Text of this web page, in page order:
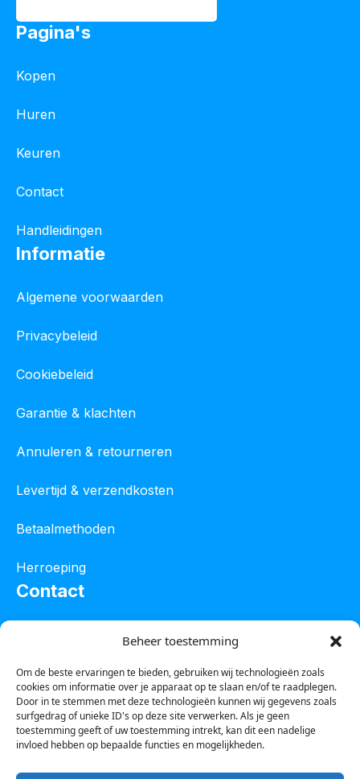
Beheer toestemming
Om de beste ervaringen te bieden, gebruiken wij technologieën zoals
cookies om informatie over je apparaat op te slaan en/of te raadplegen.
Door in te stemmen met deze technologieën kunnen wij gegevens zoals
surfgedrag of unieke ID's op deze site verwerken. Als je geen
toestemming geeft of uw toestemming intrekt, kan dit een nadelige
invloed hebben op bepaalde functies en mogelijkheden.
Pagina's
Kopen
Huren
Keuren
Contact
Handleidingen
Informatie
Algemene voorwaarden
Privacybeleid
Cookiebeleid
Garantie & klachten
Annuleren & retourneren
Levertijd & verzendkosten
Betaalmethoden
Herroeping
Contact
Tel :0850601800
Whatsapp : 0623388306